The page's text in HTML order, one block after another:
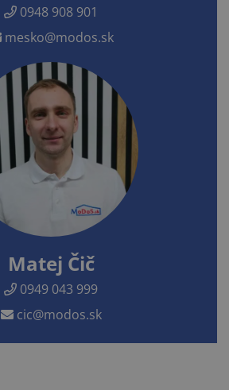
0948 908 901
mesko@modos.sk
Matej Čič
0949 043 999
cic@modos.sk